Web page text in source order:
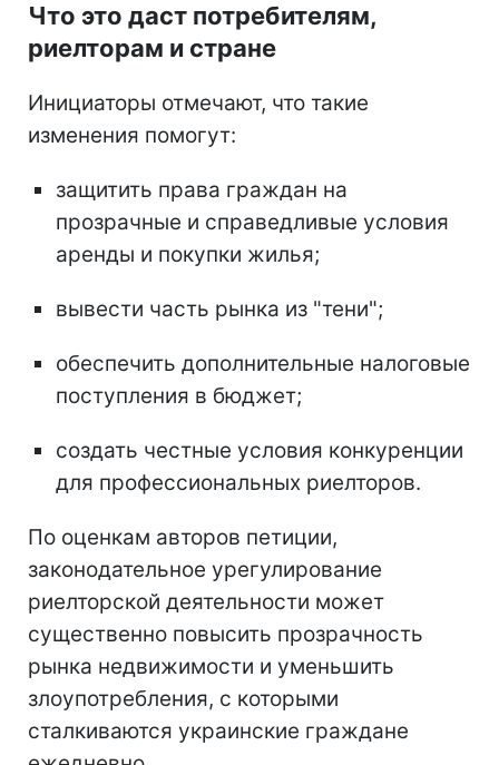
Что это даст потребителям,
риелторам и стране
Инициаторы отмечают, что такие
изменения помогут:
защитить права граждан на
прозрачные и справедливые условия
аренды и покупки жилья;
вывести часть рынка из "тени";
обеспечить дополнительные налоговые
поступления в бюджет;
создать честные условия конкуренции
для профессиональных риелторов.
По оценкам авторов петиции,
законодательное урегулирование
риелторской деятельности может
существенно повысить прозрачность
рынка недвижимости и уменьшить
злоупотребления, с которыми
сталкиваются украинские граждане